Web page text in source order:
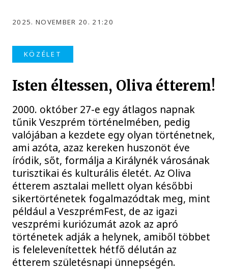
2025. NOVEMBER 20. 21:20
KÖZÉLET
Isten éltessen, Oliva étterem!
2000. október 27-e egy átlagos napnak
tűnik Veszprém történelmében, pedig
valójában a kezdete egy olyan történetnek,
ami azóta, azaz kereken huszonöt éve
íródik, sőt, formálja a Királynék városának
turisztikai és kulturális életét. Az Oliva
étterem asztalai mellett olyan későbbi
sikertörténetek fogalmazódtak meg, mint
például a VeszprémFest, de az igazi
veszprémi kuriózumát azok az apró
történetek adják a helynek, amiből többet
is felelevenítettek hétfő délután az
étterem születésnapi ünnepségén.